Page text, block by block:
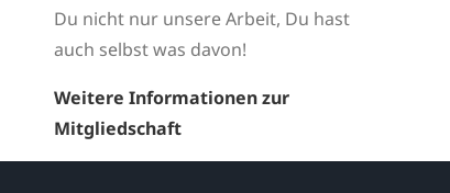
Du nicht nur unsere Arbeit, Du hast
auch selbst was davon!
Weitere Informationen zur
Mitgliedschaft